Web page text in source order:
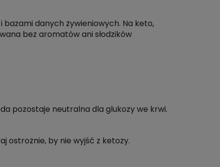
danych żywieniowych. Na keto,
bez aromatów ani słodzików
pozostaje neutralna dla glukozy we krwi.
ostrożnie, by nie wyjść z ketozy.